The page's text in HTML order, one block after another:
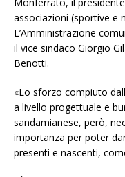
associazioni (sportive e
L’Amministrazione
il vice sindaco Giorgio
Benotti.
«Lo sforzo compiuto
a livello progettuale e
sandamianese, però,
importanza per poter
presenti e nascenti,